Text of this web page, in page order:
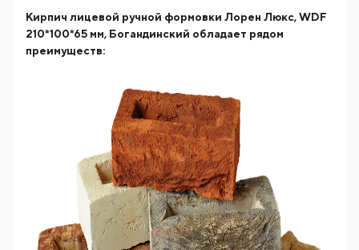
Кирпич лицевой ручной формовки Лорен Люкс, WDF
210*100*65 мм, Богандинский обладает рядом
преимуществ: